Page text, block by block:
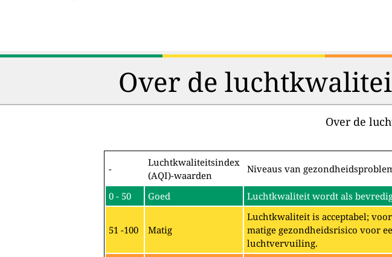
Over de
Over de
-
Luchtkwaliteitsindex
(AQI)-waarden
Niveaus van
0 - 50 Goed Luchtkwaliteit wordt als
51 -100 Matig
Luchtkwaliteit is acceptabel;
matige gezondheidsrisico voor
luchtvervuiling.